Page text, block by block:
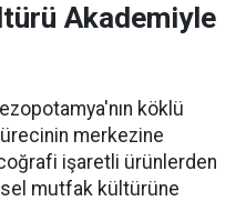
Akademiyle
köklü
merkezine
işaretli ürünlerden
mutfak kültürüne